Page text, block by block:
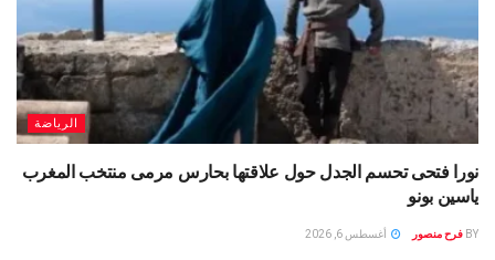
الرياضة
نورا فتحى تحسم الجدل حول علاقتها بحارس مرمى منتخب المغرب
ياسين بونو ‏
BY فرح منصور أغسطس 6, 2026